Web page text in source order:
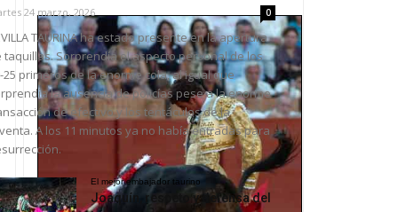
24 marzo, 2026 0
TAURINA ha estado presente en la apertura
taquillas. Sorprendía el aspecto personal de los
25 primeros de la enorme cola, al igual que
la ausencia de policías pese a la enorme
de efectivo y los tentáculos de la
A los 11 minutos ya no había entradas para
El mejor embajador taurino
Joaquín, respeto y defensa del